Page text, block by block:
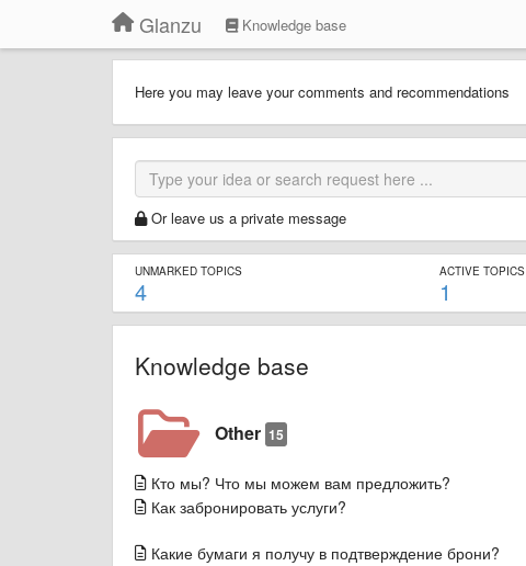
Glanzu Knowledge base
Here you may leave your comments and recommendations
Or leave us a private message
UNMARKED TOPICS
4
ACTIVE TOPICS
1
Knowledge base
Other 15
Кто мы? Что мы можем вам предложить?
Как забронировать услуги?
Какие бумаги я получу в подтверждение брони?